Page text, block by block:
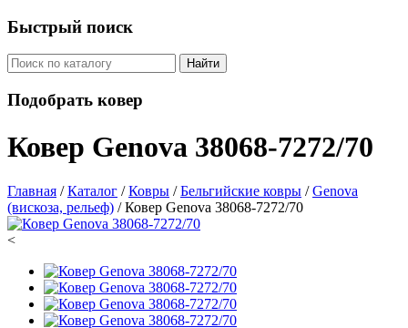
Быстрый поиск
Найти
Подобрать ковер
Ковер Genova 38068-7272/70
Главная / Каталог / Ковры / Бельгийские ковры / Genova
(вискоза, рельеф) / Ковер Genova 38068-7272/70
<